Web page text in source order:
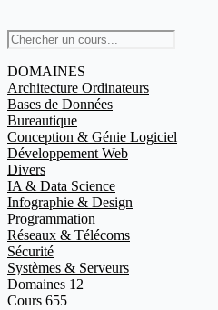
DOMAINES
Architecture Ordinateurs
Bases de Données
Bureautique
Conception & Génie Logiciel
Développement Web
Divers
IA & Data Science
Infographie & Design
Programmation
Réseaux & Télécoms
Sécurité
Systèmes & Serveurs
Domaines 12
Cours 655